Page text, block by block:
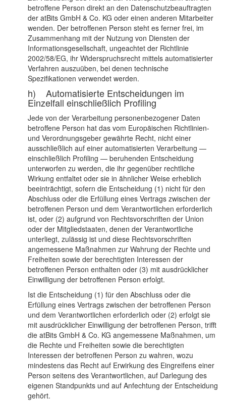
betroffene Person direkt an den Datenschutzbeauftragten
der atBits GmbH & Co. KG oder einen anderen Mitarbeiter
wenden. Der betroffenen Person steht es ferner frei, im
Zusammenhang mit der Nutzung von Diensten der
Informationsgesellschaft, ungeachtet der Richtlinie
2002/58/EG, ihr Widerspruchsrecht mittels automatisierter
Verfahren auszuüben, bei denen technische
Spezifikationen verwendet werden.
h) Automatisierte Entscheidungen im
Einzelfall einschließlich Profiling
Jede von der Verarbeitung personenbezogener Daten
betroffene Person hat das vom Europäischen Richtlinien-
und Verordnungsgeber gewährte Recht, nicht einer
ausschließlich auf einer automatisierten Verarbeitung —
einschließlich Profiling — beruhenden Entscheidung
unterworfen zu werden, die ihr gegenüber rechtliche
Wirkung entfaltet oder sie in ähnlicher Weise erheblich
beeinträchtigt, sofern die Entscheidung (1) nicht für den
Abschluss oder die Erfüllung eines Vertrags zwischen der
betroffenen Person und dem Verantwortlichen erforderlich
ist, oder (2) aufgrund von Rechtsvorschriften der Union
oder der Mitgliedstaaten, denen der Verantwortliche
unterliegt, zulässig ist und diese Rechtsvorschriften
angemessene Maßnahmen zur Wahrung der Rechte und
Freiheiten sowie der berechtigten Interessen der
betroffenen Person enthalten oder (3) mit ausdrücklicher
Einwilligung der betroffenen Person erfolgt.
Ist die Entscheidung (1) für den Abschluss oder die
Erfüllung eines Vertrags zwischen der betroffenen Person
und dem Verantwortlichen erforderlich oder (2) erfolgt sie
mit ausdrücklicher Einwilligung der betroffenen Person, trifft
die atBits GmbH & Co. KG angemessene Maßnahmen, um
die Rechte und Freiheiten sowie die berechtigten
Interessen der betroffenen Person zu wahren, wozu
mindestens das Recht auf Erwirkung des Eingreifens einer
Person seitens des Verantwortlichen, auf Darlegung des
eigenen Standpunkts und auf Anfechtung der Entscheidung
gehört.